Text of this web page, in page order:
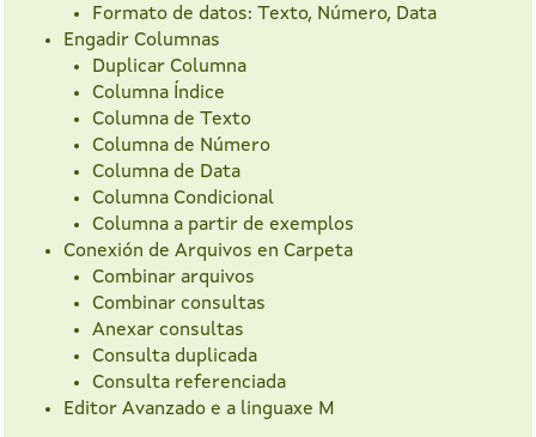
Formato de datos: Texto, Número, Data
Engadir Columnas
Duplicar Columna
Columna Índice
Columna de Texto
Columna de Número
Columna de Data
Columna Condicional
Columna a partir de exemplos
Conexión de Arquivos en Carpeta
Combinar arquivos
Combinar consultas
Anexar consultas
Consulta duplicada
Consulta referenciada
Editor Avanzado e a linguaxe M